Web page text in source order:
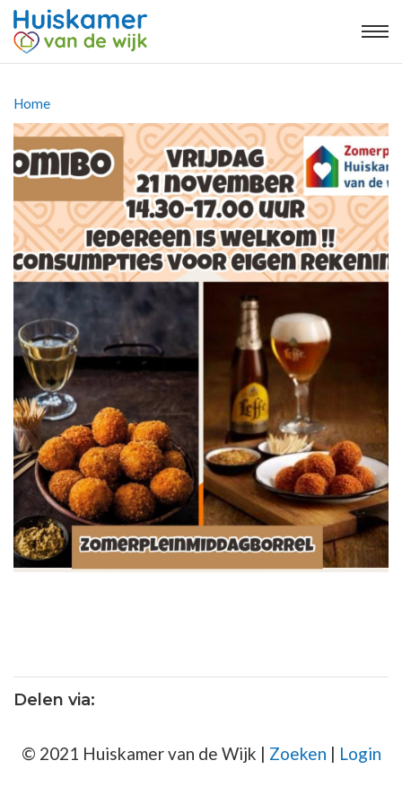
Kruimelpad
Home
Delen via:
© 2021 Huiskamer van de Wijk | Zoeken | Login